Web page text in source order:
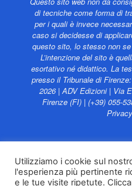
di tecniche come forma di
per i quali è invece
caso si decidesse di
questo sito, lo stesso non
L’intenzione del sito è
esortativo né didattico. La
presso il Tribunale di
2026 | ADV Edizioni | Via
Firenze (FI) | (+39) 055-
Vita e
Utilizziamo i cookie sul
l'esperienza più pertinente
e le tue visite ripetute.